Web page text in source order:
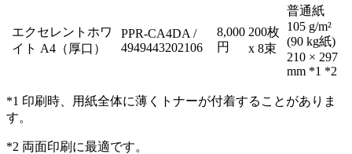
エクセレントホワ
イト A4（厚口）
PPR-CA4DA /
4949443202106
8,000
円
200枚
x 8束
普通紙
105 g/m²
(90 kg紙)
210 × 297
mm *1 *2
*1 印刷時、用紙全体に薄くトナーが付着することがありま
す。
*2 両面印刷に最適です。